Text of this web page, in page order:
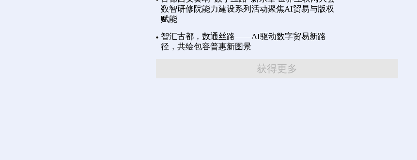
数智研修院能力建设系列活动聚焦AI贸易与版权
赋能
智汇古都，数通丝路——AI驱动数字贸易新路
径，共绘包容普惠新图景
获得更多